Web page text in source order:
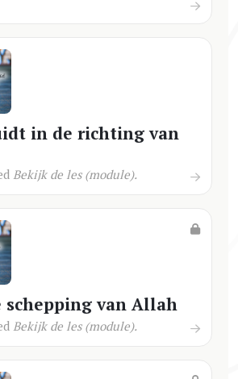
in de richting van
Bekijk de les (module).
schepping van Allah
Bekijk de les (module).